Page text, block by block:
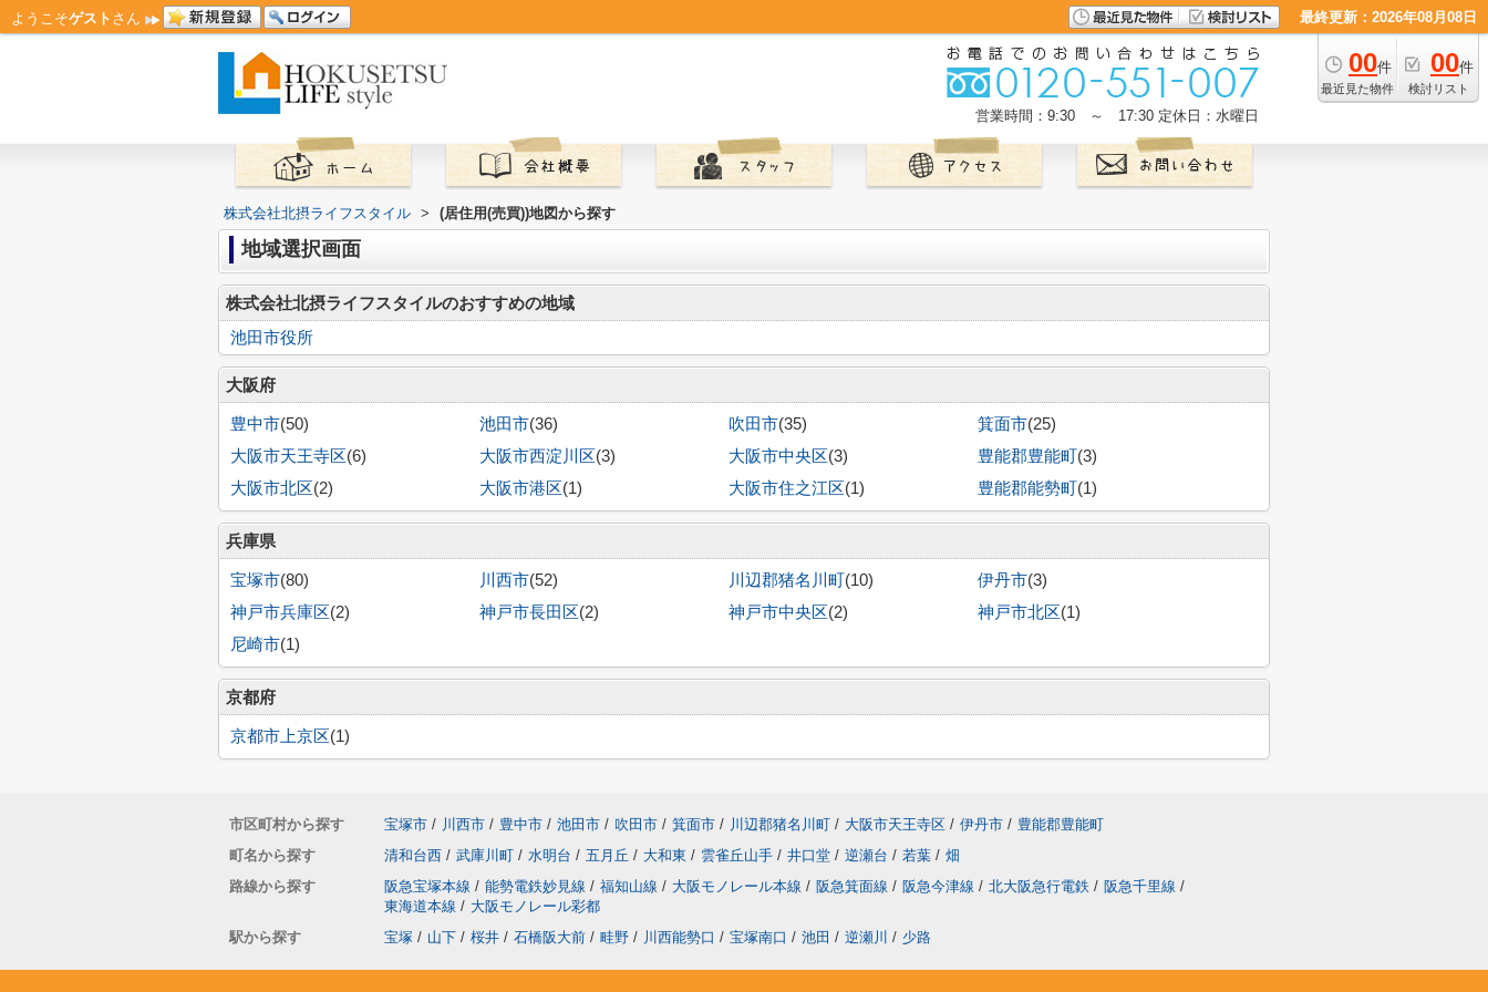
ようこそゲスト さん 最終更新：2026年08月08日
00件
最近見た物件
00件
検討リスト
営業時間：9:30 ～ 17:30 定休日：水曜日
株式会社北摂ライフスタイル > (居住用(売買))地図から探す
地域選択画面
株式会社北摂ライフスタイルのおすすめの地域
池田市役所
大阪府
豊中市(50) 池田市(36) 吹田市(35) 箕面市(25)
大阪市天王寺区(6) 大阪市西淀川区(3) 大阪市中央区(3) 豊能郡豊能町(3)
大阪市北区(2) 大阪市港区(1) 大阪市住之江区(1) 豊能郡能勢町(1)
兵庫県
宝塚市(80) 川西市(52) 川辺郡猪名川町(10) 伊丹市(3)
神戸市兵庫区(2) 神戸市長田区(2) 神戸市中央区(2) 神戸市北区(1)
尼崎市(1)
京都府
京都市上京区(1)
市区町村から探す 宝塚市 / 川西市 / 豊中市 / 池田市 / 吹田市 / 箕面市 / 川辺郡猪名川町 / 大阪市天王寺区 / 伊丹市 / 豊能郡豊能町
町名から探す
清和台西 / 武庫川町 / 水明台 / 五月丘 / 大和東 / 雲雀丘山手 / 井口堂 / 逆瀬台 / 若葉 / 畑
路線から探す
阪急宝塚本線 / 能勢電鉄妙見線 / 福知山線 / 大阪モノレール本線 / 阪急箕面線 / 阪急今津線 / 北大阪急行電鉄 / 阪急千里線 /
東海道本線 / 大阪モノレール彩都
駅から探す
宝塚 / 山下 / 桜井 / 石橋阪大前 / 畦野 / 川西能勢口 / 宝塚南口 / 池田 / 逆瀬川 / 少路